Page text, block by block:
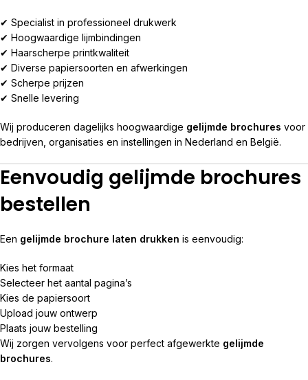
✔ Specialist in professioneel drukwerk
✔ Hoogwaardige lijmbindingen
✔ Haarscherpe printkwaliteit
✔ Diverse papiersoorten en afwerkingen
✔ Scherpe prijzen
✔ Snelle levering
Wij produceren dagelijks hoogwaardige gelijmde brochures voor
bedrijven, organisaties en instellingen in Nederland en België.
Eenvoudig gelijmde brochures
bestellen
Een gelijmde brochure laten drukken is eenvoudig:
Kies het formaat
Selecteer het aantal pagina’s
Kies de papiersoort
Upload jouw ontwerp
Plaats jouw bestelling
Wij zorgen vervolgens voor perfect afgewerkte gelijmde
brochures.